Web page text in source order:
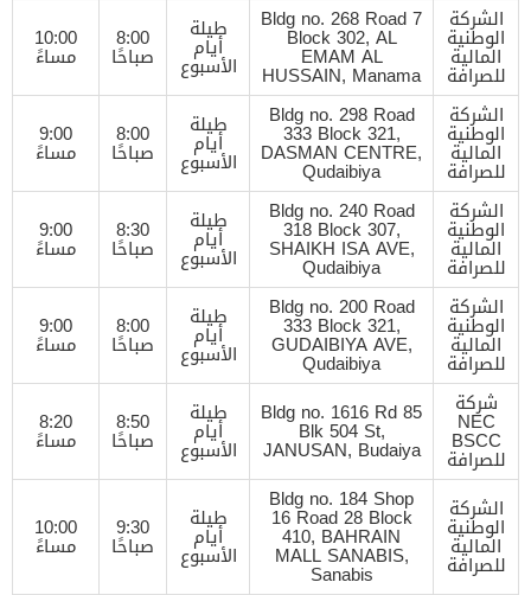
الشركة
الوطنية
المالية
للصرافة
Bldg no. 268 Road 7
Block 302, AL
EMAM AL
HUSSAIN, Manama
طيلة
أيام
الأسبوع
8:00
صباحًا
10:00
مساءً
الشركة
الوطنية
المالية
للصرافة
Bldg no. 298 Road
333 Block 321,
DASMAN CENTRE,
Qudaibiya
طيلة
أيام
الأسبوع
8:00
صباحًا
9:00
مساءً
الشركة
الوطنية
المالية
للصرافة
Bldg no. 240 Road
318 Block 307,
SHAIKH ISA AVE,
Qudaibiya
طيلة
أيام
الأسبوع
8:30
صباحًا
9:00
مساءً
الشركة
الوطنية
المالية
للصرافة
Bldg no. 200 Road
333 Block 321,
GUDAIBIYA AVE,
Qudaibiya
طيلة
أيام
الأسبوع
8:00
صباحًا
9:00
مساءً
شركة
NEC
BSCC
للصرافة
Bldg no. 1616 Rd 85
Blk 504 St,
JANUSAN, Budaiya
طيلة
أيام
الأسبوع
8:50
صباحًا
8:20
مساءً
الشركة
الوطنية
المالية
للصرافة
Bldg no. 184 Shop
16 Road 28 Block
410, BAHRAIN
MALL SANABIS,
Sanabis
طيلة
أيام
الأسبوع
9:30
صباحًا
10:00
مساءً